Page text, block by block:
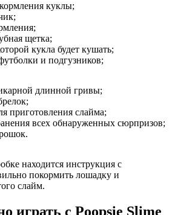
куклы;
щетка;
кукла будет кушать;
и подгузников;
длинной гривы;
приготовления слайма;
всех обнаруженных сюрпризов;
находится инструкция с
покормить лошадку и
слайм.
играть с Poopsie Slime